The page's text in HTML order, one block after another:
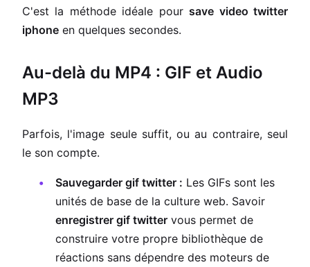
C'est la méthode idéale poursave video twitter
iphone en quelques secondes.
Au-delà du MP4 : GIF et Audio
MP3
Parfois, l'image seule suffit, ou au contraire, seul
le son compte.
Sauvegarder gif twitter : Les GIFs sont les
unités de base de la culture web. Savoir
enregistrer gif twitter vous permet de
construire votre propre bibliothèque de
réactions sans dépendre des moteurs de